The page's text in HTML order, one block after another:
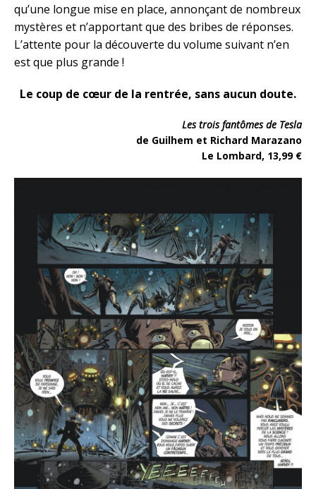
qu’une longue mise en place, annonçant de nombreux
mystères et n’apportant que des bribes de réponses.
L’attente pour la découverte du volume suivant n’en
est que plus grande !
Le coup de cœur de la rentrée, sans aucun doute.
Les trois fantômes de Tesla
de Guilhem et Richard Marazano
Le Lombard, 13,99 €